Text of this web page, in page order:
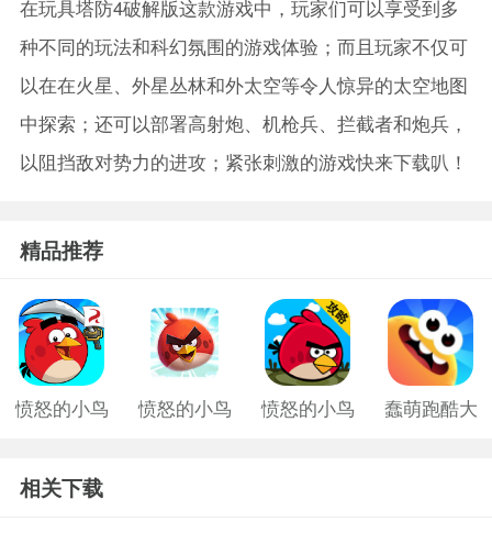
在玩具塔防4破解版这款游戏中，玩家们可以享受到多
种不同的玩法和科幻氛围的游戏体验；而且玩家不仅可
以在在火星、外星丛林和外太空等令人惊异的太空地图
中探索；还可以部署高射炮、机枪兵、拦截者和炮兵，
以阻挡敌对势力的进攻；紧张刺激的游戏快来下载叭！
精品推荐
愤怒的小鸟
愤怒的小鸟
愤怒的小鸟
蠢萌跑酷大
相关下载